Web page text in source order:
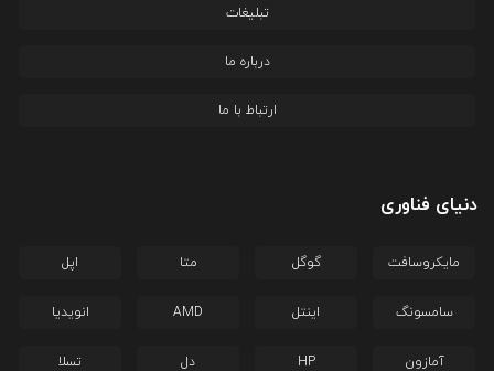
تبلیغات
درباره ما
ارتباط با ما
دنیای فناوری
مایکروسافت گوگل متا اپل
سامسونگ اینتل AMD انویدیا
آمازون HP دل تسلا